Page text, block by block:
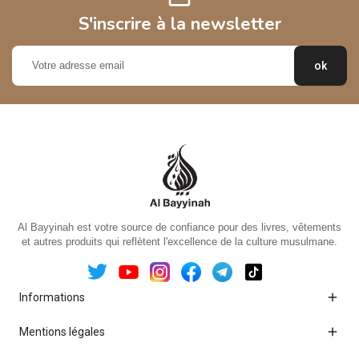
S'inscrire à la newsletter
Al Bayyinah est votre source de confiance pour des livres, vêtements
et autres produits qui reflètent l'excellence de la culture musulmane.
Informations 
Mentions légales 